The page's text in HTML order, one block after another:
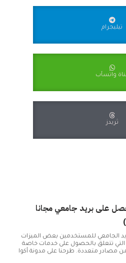
تيليجرام
واتسآب
ثريدز
على بريد جامعي مجانا
الجامعي للمستخدمين بعض الميزات
التي تتعلق بالحصول على خدمات خاصة
مصادر متعددة. طرحنا على مدونة أكوا